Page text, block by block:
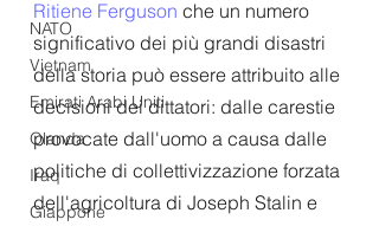
NATO
Vietnam
Emirati Arabi Uniti
Olanda
Iraq
Giappone
Ritiene Ferguson che un numero
significativo dei più grandi disastri
della storia può essere attribuito alle
decisioni dei dittatori: dalle carestie
provocate dall'uomo a causa dalle
politiche di collettivizzazione forzata
dell'agricoltura di Joseph Stalin e